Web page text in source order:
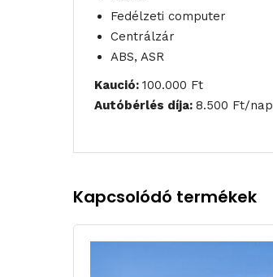
Fedélzeti computer
Centrálzár
ABS, ASR
Kaució: 100.000 Ft
Autóbérlés díja: 8.500 Ft/nap
Kapcsolódó termékek